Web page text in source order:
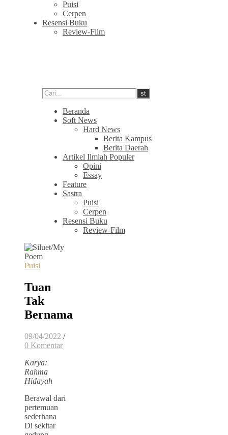
Puisi
Cerpen
Resensi Buku
Review-Film
Beranda
Soft News
Hard News
Berita Kampus
Berita Daerah
Artikel Ilmiah Populer
Opini
Essay
Feature
Sastra
Puisi
Cerpen
Resensi Buku
Review-Film
Puisi
Tuan
Tak
Bernama
09/04/2022 /
0 Komentar
Karya:
Rahma
Hidayah
Berawal dari
pertemuan
sederhana
Di sekitar